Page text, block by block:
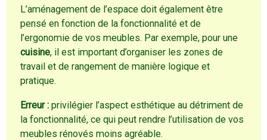
L’aménagement de l’espace doit également être
pensé en fonction de la fonctionnalité et de
l’ergonomie de vos meubles. Par exemple, pour une
cuisine, il est important d’organiser les zones de
travail et de rangement de manière logique et
pratique.
Erreur : privilégier l’aspect esthétique au détriment de
la fonctionnalité, ce qui peut rendre l’utilisation de vos
meubles rénovés moins agréable.